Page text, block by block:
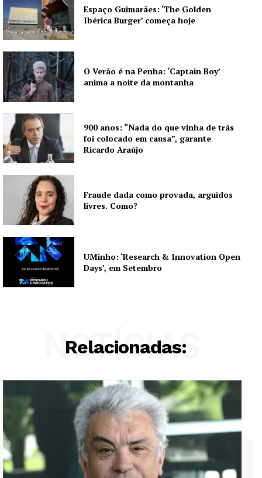
Publicidade
Quero ser Assinante
Espaço Guimarães: ‘The Golden
Ibérica Burger’ começa hoje
O Verão é na Penha: ‘Captain Boy’
anima a noite da montanha
900 anos: “Nada do que vinha de trás
foi colocado em causa”, garante
Ricardo Araújo
Fraude dada como provada, arguidos
livres. Como?
UMinho: ‘Research & Innovation Open
Days’, em Setembro
Relacionadas:
NOTÍCIAS